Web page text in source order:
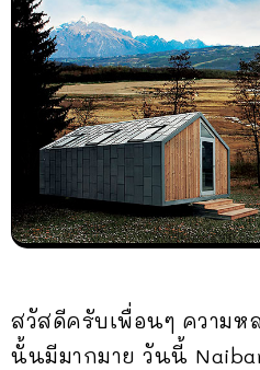
สวัสดีครับเพื่อนๆ ความห
นั้นมีมากมาย วันนี้